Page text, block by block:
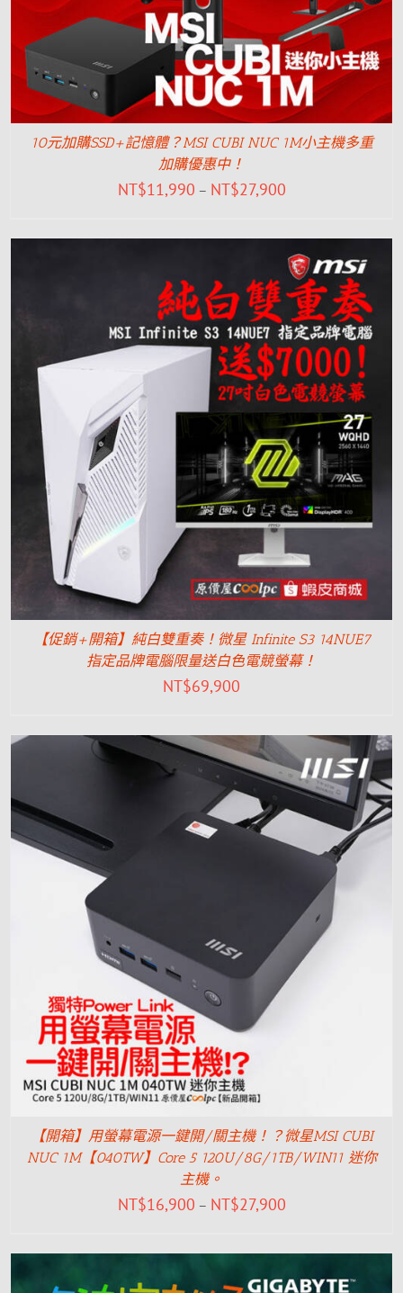
10元加購SSD+記憶體？MSI CUBI NUC 1M小主機多重
加購優惠中！
NT$11,990 – NT$27,900
【促銷+開箱】純白雙重奏！微星 Infinite S3 14NUE7
指定品牌電腦限量送白色電競螢幕！
NT$69,900
【開箱】用螢幕電源一鍵開/關主機！？微星MSI CUBI
NUC 1M【040TW】Core 5 120U/8G/1TB/WIN11 迷你
主機。
NT$16,900 – NT$27,900